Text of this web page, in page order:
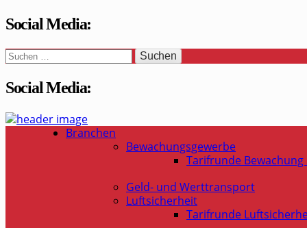
Social Media:
Suchen
nach:
Social Media:
WaSi-Hessen.de
Infoportal Wach- und Sicherheitsbranche in Hessen
Branchen
Bewachungsgewerbe
Tarifrunde Bewachung
Geld- und Werttransport
Luftsicherheit
Tarifrunde